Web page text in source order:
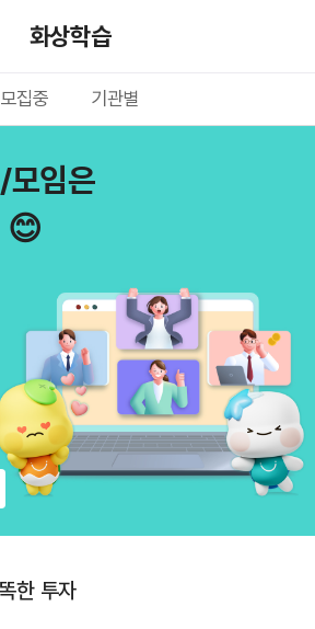
화상학습
모집중 기관별
모임은
😊
트 배너 일시정지
한 투자